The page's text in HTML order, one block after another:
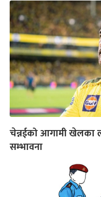
चेन्नईको आगामी खेलका
सम्भावना